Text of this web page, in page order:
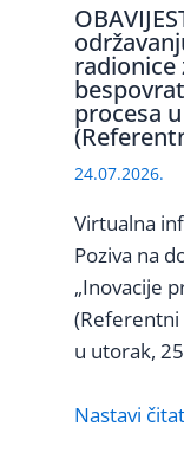
radionice
procesa
24.07.2026.
Virtualna
Poziva na
„Inovacije
(Referentni
u utorak,
Nastavi